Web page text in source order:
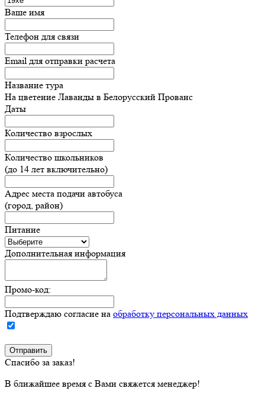
Ваше имя
Телефон для связи
Email для отправки расчета
Название тура
На цветение Лаванды в Белорусский Прованс
Даты
Количество взрослых
Количество школьников
(до 14 лет включительно)
Адрес места подачи автобуса
(город, район)
Питание
Дополнительная информация
Промо-код:
Подтверждаю согласие на обработку персональных данных
Спасибо за заказ!
В ближайшее время с Вами свяжется менеджер!